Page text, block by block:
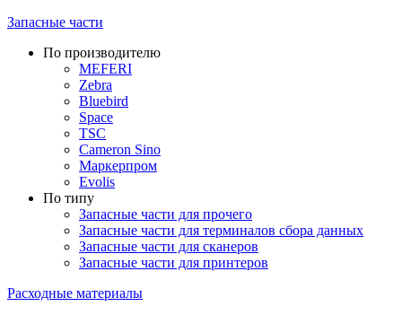
Запасные части
По производителю
MEFERI
Zebra
Bluebird
Space
TSC
Cameron Sino
Маркерпром
Evolis
По типу
Запасные части для прочего
Запасные части для терминалов сбора данных
Запасные части для сканеров
Запасные части для принтеров
Расходные материалы